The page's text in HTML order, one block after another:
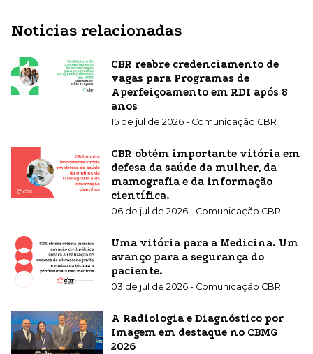
Noticias relacionadas
CBR reabre credenciamento de
vagas para Programas de
Aperfeiçoamento em RDI após 8
anos
15 de jul de 2026 - Comunicação CBR
CBR obtém importante vitória em
defesa da saúde da mulher, da
mamografia e da informação
científica.
06 de jul de 2026 - Comunicação CBR
Uma vitória para a Medicina. Um
avanço para a segurança do
paciente.
03 de jul de 2026 - Comunicação CBR
A Radiologia e Diagnóstico por
Imagem em destaque no CBMG
2026